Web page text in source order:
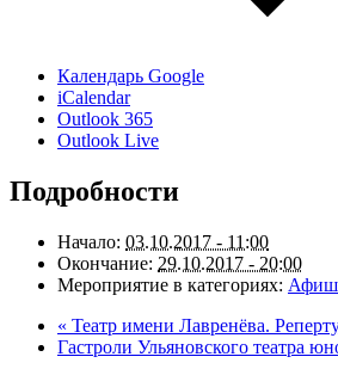
Календарь Google
iCalendar
Outlook 365
Outlook Live
Подробности
Начало: 03.10.2017 - 11:00
Окончание: 29.10.2017 - 20:00
Мероприятие в категориях:
« Театр имени Лавренёва.
Гастроли Ульяновского театра